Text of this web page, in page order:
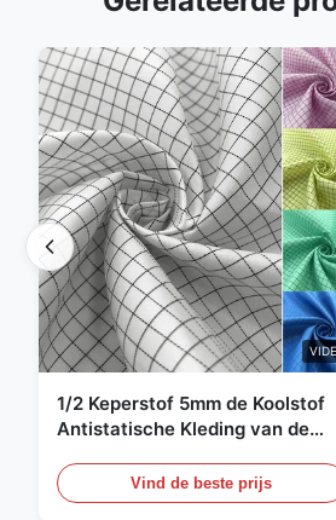
1/2 Keperstof 5mm de Koolstof
Antistatische Kleding van de
Vind de beste prijs